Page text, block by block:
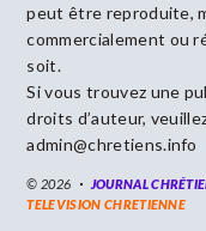
peut être reproduite,
commercialement ou
soit.
Si vous trouvez une
droits d’auteur,
admin@chretiens.info
© 2026 JOURNAL
TELEVISION CHRETIENNE